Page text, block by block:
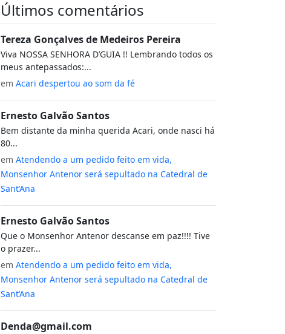
Últimos comentários
Tereza Gonçalves de Medeiros Pereira
Viva NOSSA SENHORA D’GUIA !! Lembrando todos os
meus antepassados:...
em Acari despertou ao som da fé
Ernesto Galvão Santos
Bem distante da minha querida Acari, onde nasci há
80...
em Atendendo a um pedido feito em vida,
Monsenhor Antenor será sepultado na Catedral de
Sant’Ana
Ernesto Galvão Santos
Que o Monsenhor Antenor descanse em paz!!!! Tive
o prazer...
em Atendendo a um pedido feito em vida,
Monsenhor Antenor será sepultado na Catedral de
Sant’Ana
Denda@gmail.com